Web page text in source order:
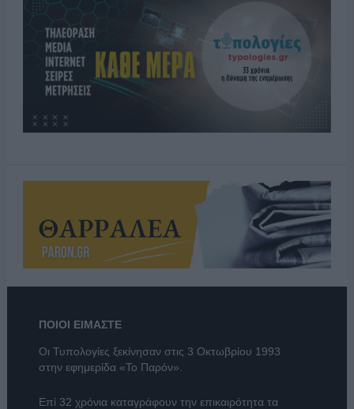
ΠΟΙΟΙ ΕΙΜΑΣΤΕ
Οι Τυπολογίες ξεκίνησαν στις 3 Οκτωβρίου 1993
στην εφημερίδα «Το Παρόν».
Επί 32 χρόνια καταγράφουν την επικαιρότητα τα